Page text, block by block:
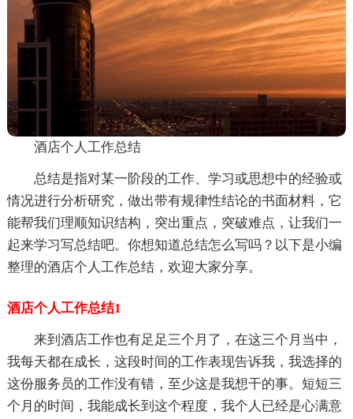
酒店个人工作总结
总结是指对某一阶段的工作、学习或思想中的经验或
情况进行分析研究，做出带有规律性结论的书面材料，它
能帮我们理顺知识结构，突出重点，突破难点，让我们一
起来学习写总结吧。你想知道总结怎么写吗？以下是小编
整理的酒店个人工作总结，欢迎大家分享。
酒店个人工作总结1
来到酒店工作也有足足三个月了，在这三个月当中，
我每天都在成长，这段时间的工作表现告诉我，我选择的
这份服务员的工作没有错，至少这是我想干的事。短短三
个月的时间，我能成长到这个程度，我个人已经是心满意